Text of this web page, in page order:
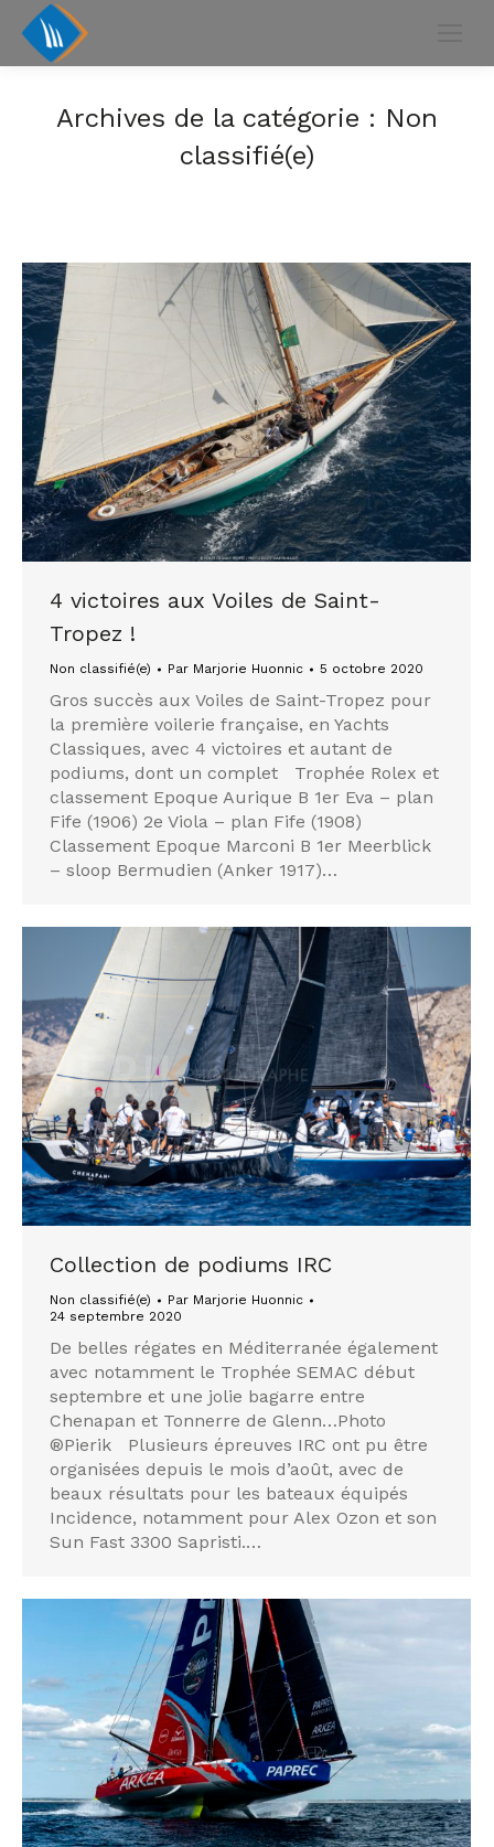
Archives de la catégorie : Non
classifié(e)
4 victoires aux Voiles de Saint-
Tropez !
Non classifié(e) Par Marjorie Huonnic 5 octobre 2020
Gros succès aux Voiles de Saint-Tropez pour
la première voilerie française, en Yachts
Classiques, avec 4 victoires et autant de
podiums, dont un complet Trophée Rolex et
classement Epoque Aurique B 1er Eva – plan
Fife (1906) 2e Viola – plan Fife (1908)
Classement Epoque Marconi B 1er Meerblick
– sloop Bermudien (Anker 1917)…
Collection de podiums IRC
Non classifié(e) Par Marjorie Huonnic
24 septembre 2020
De belles régates en Méditerranée également
avec notamment le Trophée SEMAC début
septembre et une jolie bagarre entre
Chenapan et Tonnerre de Glenn…Photo
®Pierik Plusieurs épreuves IRC ont pu être
organisées depuis le mois d’août, avec de
beaux résultats pour les bateaux équipés
Incidence, notamment pour Alex Ozon et son
Sun Fast 3300 Sapristi.…